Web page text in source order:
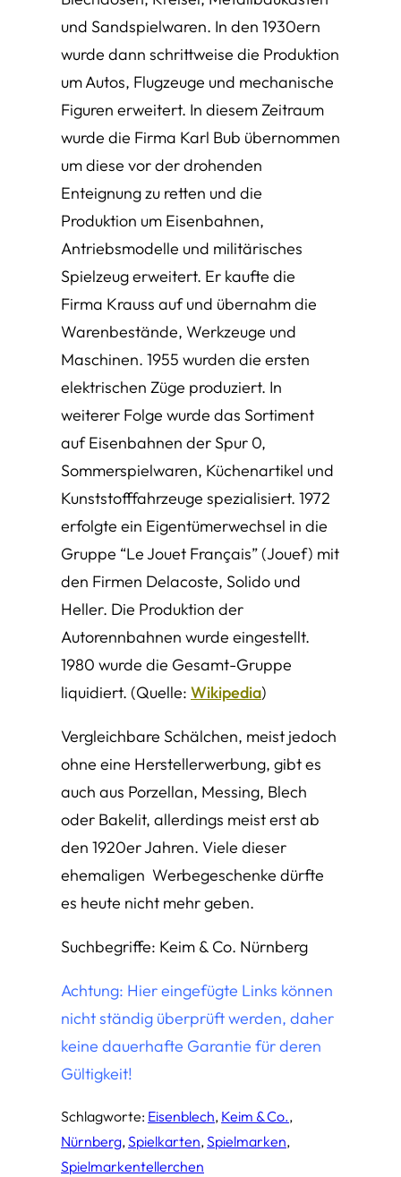
und Sandspielwaren. In den 1930ern
wurde dann schrittweise die Produktion
um Autos, Flugzeuge und mechanische
Figuren erweitert. In diesem Zeitraum
wurde die Firma Karl Bub übernommen
um diese vor der drohenden
Enteignung zu retten und die
Produktion um Eisenbahnen,
Antriebsmodelle und militärisches
Spielzeug erweitert. Er kaufte die
Firma Krauss auf und übernahm die
Warenbestände, Werkzeuge und
Maschinen. 1955 wurden die ersten
elektrischen Züge produziert. In
weiterer Folge wurde das Sortiment
auf Eisenbahnen der Spur 0,
Sommerspielwaren, Küchenartikel und
Kunststofffahrzeuge spezialisiert. 1972
erfolgte ein Eigentümerwechsel in die
Gruppe “Le Jouet Français” (Jouef) mit
den Firmen Delacoste, Solido und
Heller. Die Produktion der
Autorennbahnen wurde eingestellt.
1980 wurde die Gesamt-Gruppe
liquidiert. (Quelle: Wikipedia)
Vergleichbare Schälchen, meist jedoch
ohne eine Herstellerwerbung, gibt es
auch aus Porzellan, Messing, Blech
oder Bakelit, allerdings meist erst ab
den 1920er Jahren. Viele dieser
ehemaligen Werbegeschenke dürfte
es heute nicht mehr geben.
Suchbegriffe: Keim & Co. Nürnberg
Achtung: Hier eingefügte Links können
nicht ständig überprüft werden, daher
keine dauerhafte Garantie für deren
Gültigkeit!
Schlagworte: Eisenblech, Keim & Co.
Nürnberg, Spielkarten, Spielmarken
Spielmarkentellerchen